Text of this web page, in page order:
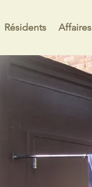
Résidents Affaires